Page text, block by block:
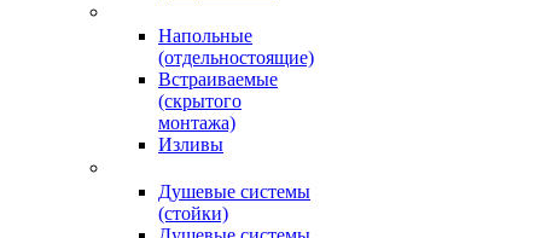
Напольные
(отдельностоящие)
Встраиваемые
(скрытого
монтажа)
Изливы
Душевые системы
(стойки)